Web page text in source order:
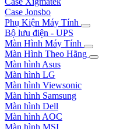
Case Jonsbo
Phụ Kiện Máy Tính
Bộ lưu điện - UPS
Màn Hình Máy Tính
Màn Hình Theo Hãng
Màn hình Asus
Màn hình LG
Màn hình Viewsonic
Màn hình Samsung
Màn hình Dell
Màn hình AOC